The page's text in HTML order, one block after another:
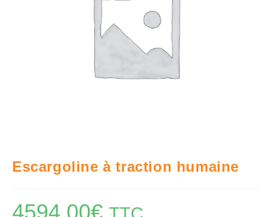
Escargoline à traction humaine
4594,00€